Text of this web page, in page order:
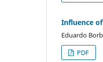
Influence
Eduardo
PDF